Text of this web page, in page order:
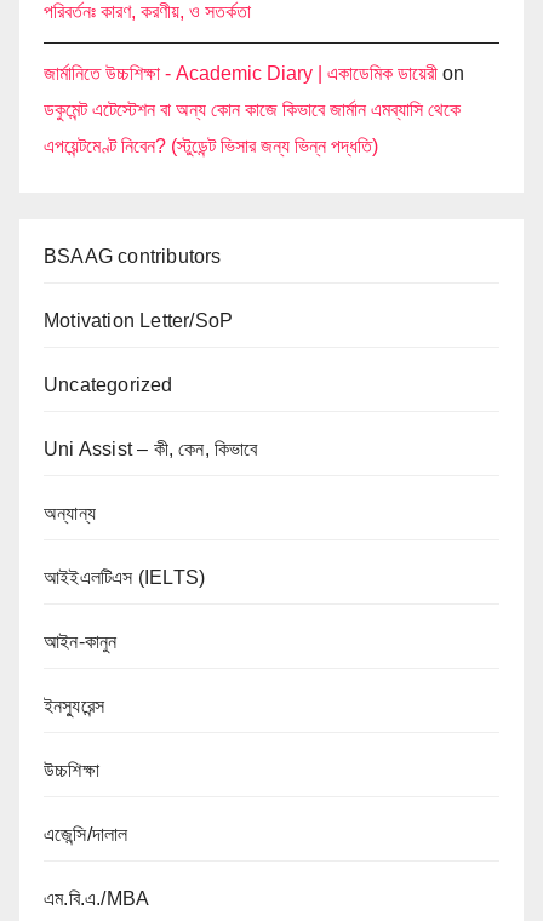
পরিবর্তনঃ কারণ, করণীয়, ও সতর্কতা
জার্মানিতে উচ্চশিক্ষা - Academic Diary | একাডেমিক ডায়েরী on
ডকুমেন্ট এটেস্টেশন বা অন্য কোন কাজে কিভাবে জার্মান এমব্যাসি থেকে
এপয়েন্টমেণ্ট নিবেন? (স্টুডেন্ট ভিসার জন্য ভিন্ন পদ্ধতি)
BSAAG contributors
Motivation Letter/SoP
Uncategorized
Uni Assist – কী, কেন, কিভাবে
অন্যান্য
আইইএলটিএস (IELTS)
আইন-কানুন
ইনস্যুরেন্স
উচ্চশিক্ষা
এজেন্সি/দালাল
এম.বি.এ./MBA